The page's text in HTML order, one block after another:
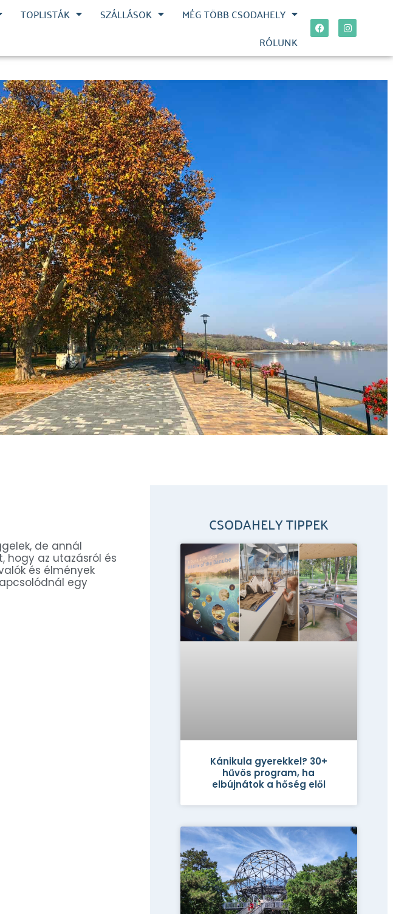
TOPLISTÁK SZÁLLÁSOK
MÉG TÖBB CSODAHELY
RÓLUNK
de annál
hogy az utazásról és
és élmények
egy
CSODAHELY TIPPEK
Kánikula gyerekkel? 30+
hűvös program, ha
elbújnátok a hőség elől